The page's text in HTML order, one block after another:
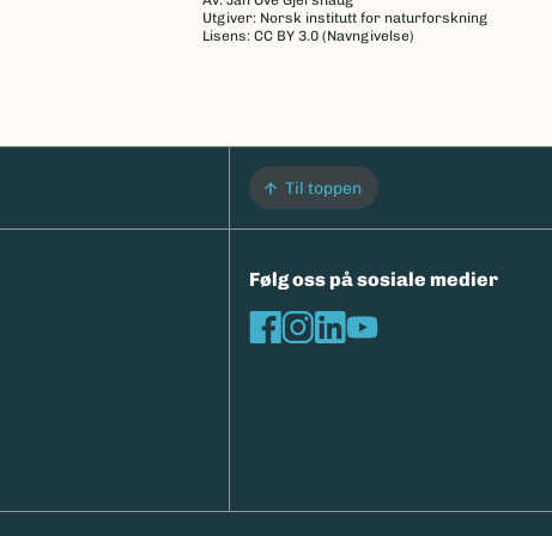
Utgiver: Norsk institutt for naturforskning
Lisens: CC BY 3.0 (Navngivelse)
Til toppen
Følg oss på sosiale medier